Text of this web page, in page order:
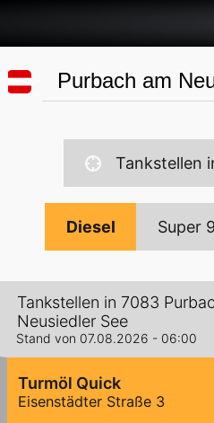
Tankstellen
Diesel Super
Tankstellen in 7083
Neusiedler See
Stand von 07.08.2026 - 06:00
Turmöl Quick
Eisenstädter Straße 3